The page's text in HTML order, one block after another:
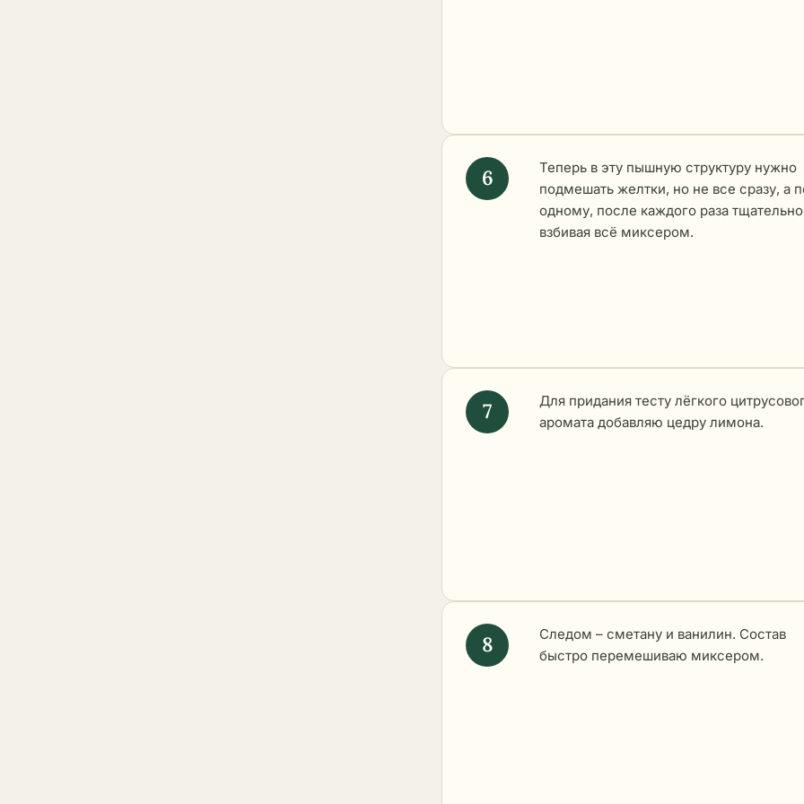
Теперь в эту пышную структуру нужно
подмешать желтки, но не все сразу, а
одному, после каждого раза тщательно
взбивая всё миксером.
Для придания тесту лёгкого
аромата добавляю цедру лимона.
Следом – сметану и ванилин. Состав
быстро перемешиваю миксером.